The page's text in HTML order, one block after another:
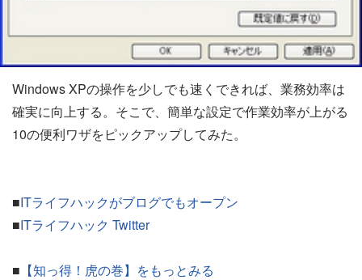
Windows XPの操作を少しでも速くできれば、業務効率は
確実に向上する。そこで、簡単な設定で作業効率が上がる
10の便利ワザをピックアップしてみた。
■ITライフハックがブログでもオープン
■ITライフハック Twitter
■ 【知っ得！虎の巻】をもっとみる